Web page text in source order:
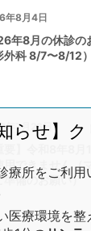
年8月4日
年8月の休診の
外科 8/7〜8/12）
年7月26日
要】令和8年8
用できません（
準備のお願い）
らせ】
療所をご利
医療環境を